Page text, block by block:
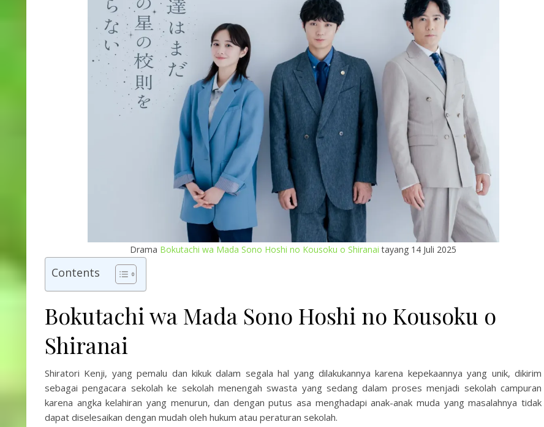
Drama Bokutachi wa Mada Sono Hoshi no Kousoku o Shiranai tayang 14 Juli 2025
Contents
Bokutachi wa Mada Sono Hoshi no Kousoku o
Shiranai
Shiratori Kenji, yang pemalu dan kikuk dalam segala hal yang dilakukannya karena kepekaannya yang unik, dikirim
sebagai pengacara sekolah ke sekolah menengah swasta yang sedang dalam proses menjadi sekolah campuran
karena angka kelahiran yang menurun, dan dengan putus asa menghadapi anak-anak muda yang masalahnya tidak
dapat diselesaikan dengan mudah oleh hukum atau peraturan sekolah.